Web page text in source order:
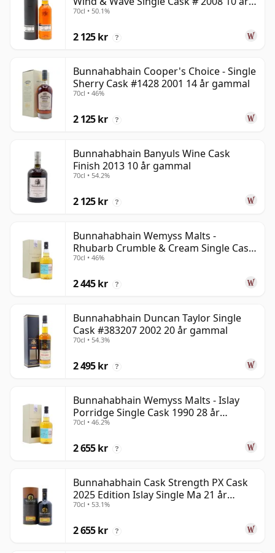
gammal
70cl • 50.1%
2 125 kr ?
Bunnahabhain Cooper's Choice - Single
Sherry Cask #1428 2001 14 år gammal
70cl • 46%
2 125 kr ?
Bunnahabhain Banyuls Wine Cask
Finish 2013 10 år gammal
70cl • 54.2%
2 125 kr ?
Bunnahabhain Wemyss Malts -
Rhubarb Crumble & Cream Single Cask
1990 28 år gammal
70cl • 46%
2 445 kr ?
Bunnahabhain Duncan Taylor Single
Cask #383207 2002 20 år gammal
70cl • 54.3%
2 495 kr ?
Bunnahabhain Wemyss Malts - Islay
Porridge Single Cask 1990 28 år
gammal
70cl • 46.2%
2 655 kr ?
Bunnahabhain Cask Strength PX Cask
2025 Edition Islay Single Ma 21 år
gammal
70cl • 53.1%
2 655 kr ?